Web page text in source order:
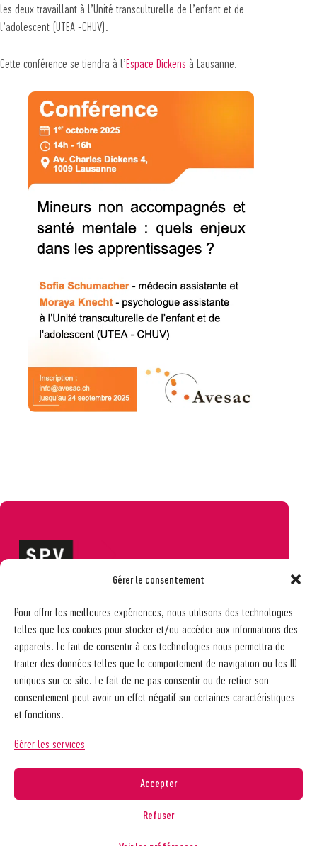
Gérer le consentement
Pour offrir les meilleures expériences, nous utilisons des technologies
telles que les cookies pour stocker et/ou accéder aux informations des
appareils. Le fait de consentir à ces technologies nous permettra de
traiter des données telles que le comportement de navigation ou les ID
uniques sur ce site. Le fait de ne pas consentir ou de retirer son
consentement peut avoir un effet négatif sur certaines caractéristiques
et fonctions.
Gérer les services
Accepter
Refuser
les deux travaillant à l’Unité transculturelle de l’enfant et de
l’adolescent (UTEA -CHUV).
Cette conférence se tiendra à l’Espace Dickens à Lausanne.
Ch. des Allinges 2
1006 Lausanne
021 617 65 59
info@spv-vd.ch
FAQ
Les associations
Nos guides pratiques